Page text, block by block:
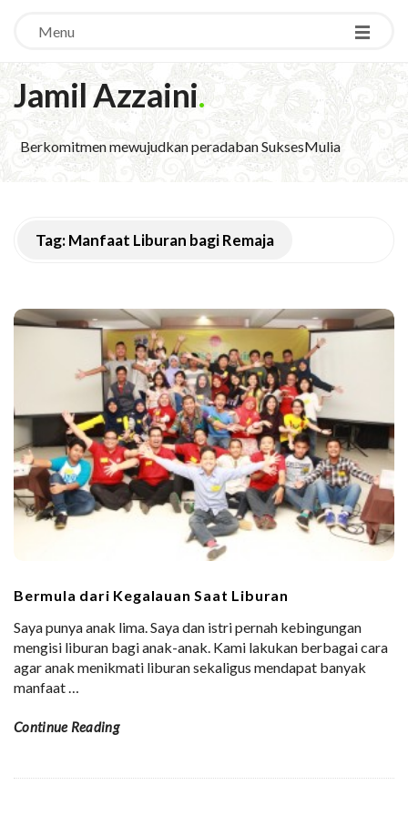
Menu
Jamil Azzaini.
Berkomitmen mewujudkan peradaban SuksesMulia
Tag:Manfaat Liburan bagi Remaja
Bermula dari Kegalauan Saat Liburan
Saya punya anak lima. Saya dan istri pernah kebingungan
mengisi liburan bagi anak-anak. Kami lakukan berbagai cara
agar anak menikmati liburan sekaligus mendapat banyak
manfaat…
Continue Reading